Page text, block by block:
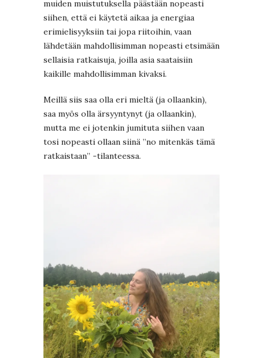
muiden muistutuksella päästään nopeasti
siihen, että ei käytetä aikaa ja energiaa
erimielisyyksiin tai jopa riitoihin, vaan
lähdetään mahdollisimman nopeasti etsimään
sellaisia ratkaisuja, joilla asia saataisiin
kaikille mahdollisimman kivaksi.
Meillä siis saa olla eri mieltä (ja ollaankin),
saa myös olla ärsyyntynyt (ja ollaankin),
mutta me ei jotenkin jumituta siihen vaan
tosi nopeasti ollaan siinä ”no mitenkäs tämä
ratkaistaan” -tilanteessa.